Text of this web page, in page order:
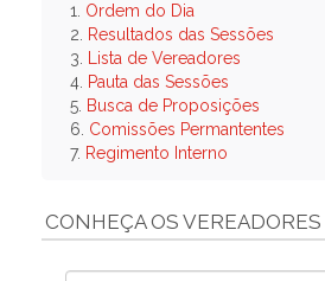
1. Ordem do Dia
2.
Resultados das Sessões
3.
Lista de Vereadores
4. Pauta das Sessões
5. Busca de Proposições
6. Comissões Permantentes
7. Regimento Interno
CONHEÇA OS VEREADORES